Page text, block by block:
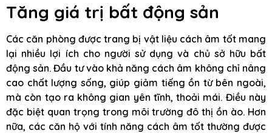
Tăng giá trị bất động sản
Các căn phòng được trang bị vật liệu cách âm tốt mang
lại nhiều lợi ích cho người sử dụng và chủ sở hữu bất
động sản. Đầu tư vào khả năng cách âm không chỉ nâng
cao chất lượng sống, giúp giảm tiếng ồn từ bên ngoài,
mà còn tạo ra không gian yên tĩnh, thoải mái. Điều này
đặc biệt quan trọng trong môi trường đô thị ồn ào. Hơn
nữa, các căn hộ với tính năng cách âm tốt thường được